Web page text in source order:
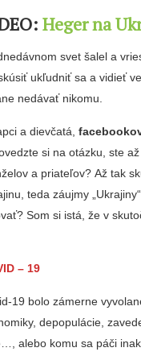
Heger na
svet šalel a
ukľudniť sa a vidieť
nedávať nikomu.
a dievčatá,
si na otázku, ste
a priateľov? Až tak
teda záujmy
Som si istá, že v
– 19
19 bolo zámerne
depopulácie,
alebo komu sa páči